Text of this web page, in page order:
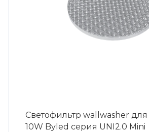
Светофильтр wallwasher
10W Byled серия UNI2.0 Mini